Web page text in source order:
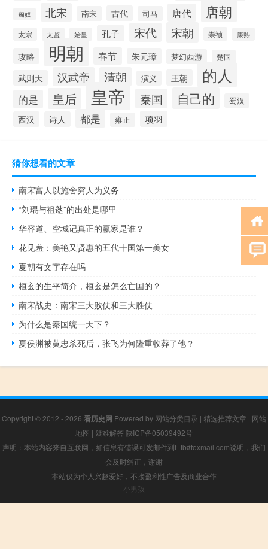
匈奴 北宋 南宋 古代 司马 唐代 唐朝
太宗 太监 始皇 孔子 宋代 宋朝 崇祯 康熙
攻略 明朝 春节 朱元璋 梦幻西游 楚国
武则天 汉武帝 清朝 演义 王朝 的人
的是 皇后 皇帝 秦国 自己的 蜀汉
西汉 诗人 都是 雍正 项羽
猜你想看的文章
南宋富人以施舍穷人为义务
“刘琨与祖逖”的出处是哪里
华容道、空城记真正的赢家是谁？
花见羞：美艳又贤惠的五代十国第一美女
夏朝有文字存在吗
桓玄的生平简介，桓玄是怎么亡国的？
南宋战史：南宋三大败仗和三大胜仗
为什么是秦国统一天下？
夏侯渊被黄忠杀死后，张飞为何隆重收葬了他？
Copyright © 2012 - 2026 看历史网 Powered by 网站分类目录 | 精选推荐文章 | 网站
地图 | 疑难解答 陕ICP备05039492号
声明：本站内容来自互联网，如信息有错误可发邮件到f_fb#foxmail.com说明，我们
会及时纠正，谢谢
本站仅为个人兴趣爱好，不接盈利性广告及商业合作
小男孩